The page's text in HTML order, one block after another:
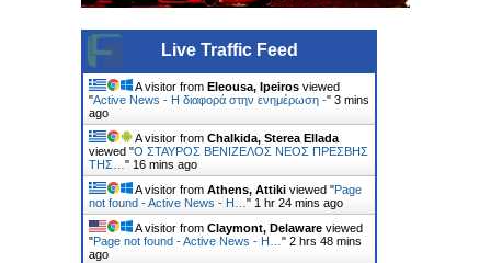
Live Traffic Feed
A visitor from Eleousa, Ipeiros viewed
"Active News - Η διαφορά στην ενημέρωση -" 3 mins
ago
A visitor from Chalkida, Sterea Ellada
viewed "Ο ΣΤΑΥΡΟΣ ΒΕΝΙΖΕΛΟΣ ΝΕΟΣ ΠΡΕΣΒΗΣ
ΤΗΣ… " 16 mins ago
A visitor from Athens, Attiki viewed "Page
not found - Active News - Η… " 1 hr 24 mins ago
A visitor from Claymont, Delaware viewed
"Page not found - Active News - Η… " 2 hrs 48 mins
ago